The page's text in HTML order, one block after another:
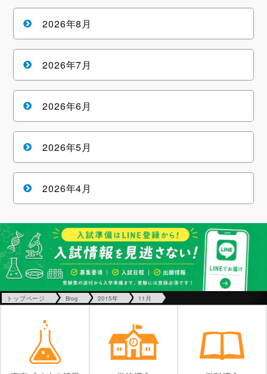
2026年8月
2026年7月
2026年6月
2026年5月
2026年4月
トップページ Blog 2015年 11月